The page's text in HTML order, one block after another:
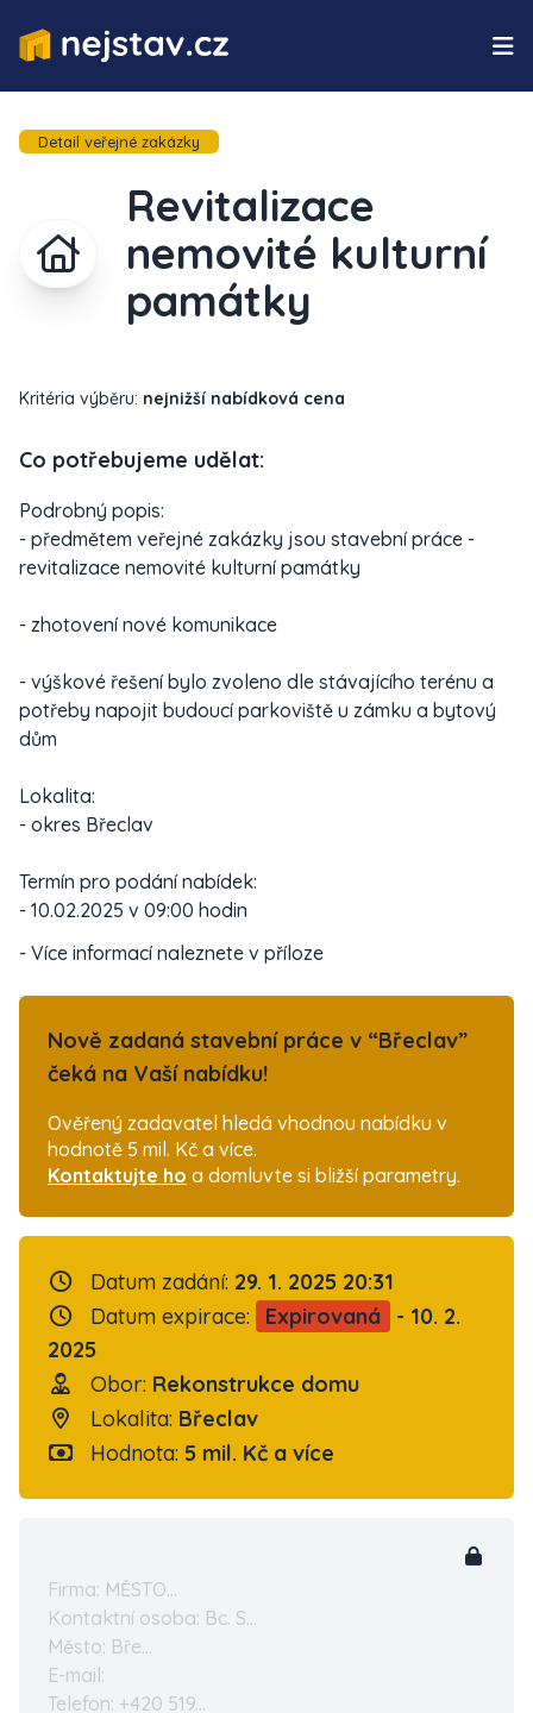
Detail veřejné zakázky
Revitalizace
nemovité kulturní
památky
Kritéria výběru: nejnižší nabídková cena
Co potřebujeme udělat:
Podrobný popis:
- předmětem veřejné zakázky jsou stavební práce -
revitalizace nemovité kulturní památky
- zhotovení nové komunikace
- výškové řešení bylo zvoleno dle stávajícího terénu a
potřeby napojit budoucí parkoviště u zámku a bytový
dům
Lokalita:
- okres Břeclav
Termín pro podání nabídek:
- 10.02.2025 v 09:00 hodin
- Více informací naleznete v příloze
Nově zadaná stavební práce v “Břeclav”
čeká na Vaší nabídku!
Ověřený zadavatel hledá vhodnou nabídku v
hodnotě 5 mil. Kč a více.
Kontaktujte ho a domluvte si bližší parametry.
Datum zadání: 29. 1. 2025 20:31
Datum expirace:
Expirovaná
- 10. 2.
2025
Obor: Rekonstrukce domu
Lokalita: Břeclav
Hodnota: 5 mil. Kč a více
Firma: MĚSTO...
Kontaktní osoba: Bc. S...
Město: Bře...
E-mail:
Telefon: +420 519...